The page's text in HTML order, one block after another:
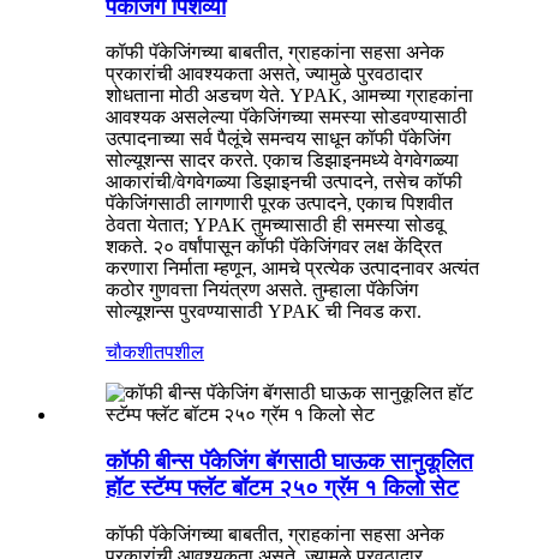
पॅकेजिंग पिशव्या
कॉफी पॅकेजिंगच्या बाबतीत, ग्राहकांना सहसा अनेक
प्रकारांची आवश्यकता असते, ज्यामुळे पुरवठादार
शोधताना मोठी अडचण येते. YPAK, आमच्या ग्राहकांना
आवश्यक असलेल्या पॅकेजिंगच्या समस्या सोडवण्यासाठी
उत्पादनाच्या सर्व पैलूंचे समन्वय साधून कॉफी पॅकेजिंग
सोल्यूशन्स सादर करते. एकाच डिझाइनमध्ये वेगवेगळ्या
आकारांची/वेगवेगळ्या डिझाइनची उत्पादने, तसेच कॉफी
पॅकेजिंगसाठी लागणारी पूरक उत्पादने, एकाच पिशवीत
ठेवता येतात; YPAK तुमच्यासाठी ही समस्या सोडवू
शकते. २० वर्षांपासून कॉफी पॅकेजिंगवर लक्ष केंद्रित
करणारा निर्माता म्हणून, आमचे प्रत्येक उत्पादनावर अत्यंत
कठोर गुणवत्ता नियंत्रण असते. तुम्हाला पॅकेजिंग
सोल्यूशन्स पुरवण्यासाठी YPAK ची निवड करा.
चौकशीतपशील
कॉफी बीन्स पॅकेजिंग बॅगसाठी घाऊक सानुकूलित
हॉट स्टॅम्प फ्लॅट बॉटम २५० ग्रॅम १ किलो सेट
कॉफी पॅकेजिंगच्या बाबतीत, ग्राहकांना सहसा अनेक